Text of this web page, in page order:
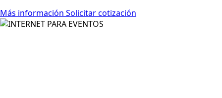
Más información Solicitar cotización